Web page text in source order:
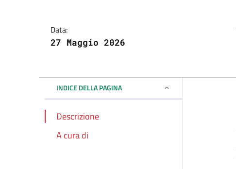
Data:
27 Maggio 2026
INDICE DELLA PAGINA
Descrizione
A cura di